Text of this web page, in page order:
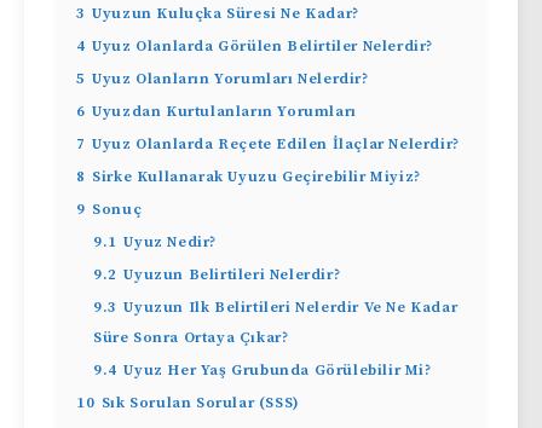
3 Uyuzun Kuluçka Süresi Ne Kadar?
4 Uyuz Olanlarda Görülen Belirtiler Nelerdir?
5 Uyuz Olanların Yorumları Nelerdir?
6 Uyuzdan Kurtulanların Yorumları
7 Uyuz Olanlarda Reçete Edilen İlaçlar Nelerdir?
8 Sirke Kullanarak Uyuzu Geçirebilir Miyiz?
9 Sonuç
9.1 Uyuz Nedir?
9.2 Uyuzun Belirtileri Nelerdir?
9.3 Uyuzun Ilk Belirtileri Nelerdir Ve Ne Kadar
Süre Sonra Ortaya Çıkar?
9.4 Uyuz Her Yaş Grubunda Görülebilir Mi?
10 Sık Sorulan Sorular (SSS)